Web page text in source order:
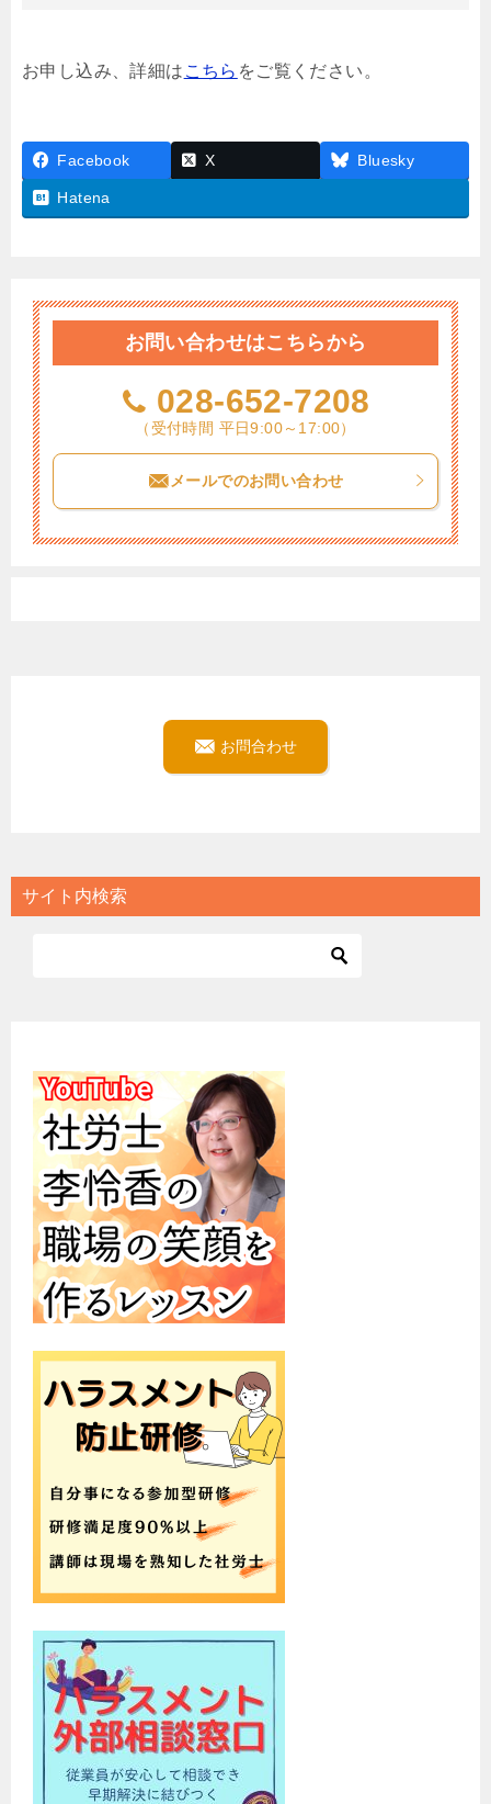
お申し込み、詳細は こちら をご覧ください。
Facebook X Bluesky
Hatena
お問い合わせはこちらから
028-652-7208
（受付時間 平日9:00～17:00）
メールでのお問い合わせ
お問合わせ
サイト内検索